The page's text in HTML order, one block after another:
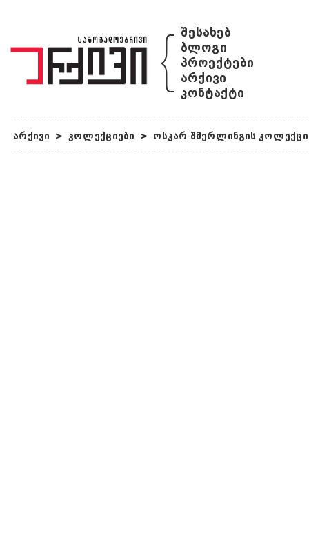
{ შესახებ
ბლოგი
პროექტები
არქივი
კონტაქტი
არქივი > კოლექციები > ოსკარ შმერლინგის